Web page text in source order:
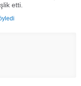
etti.